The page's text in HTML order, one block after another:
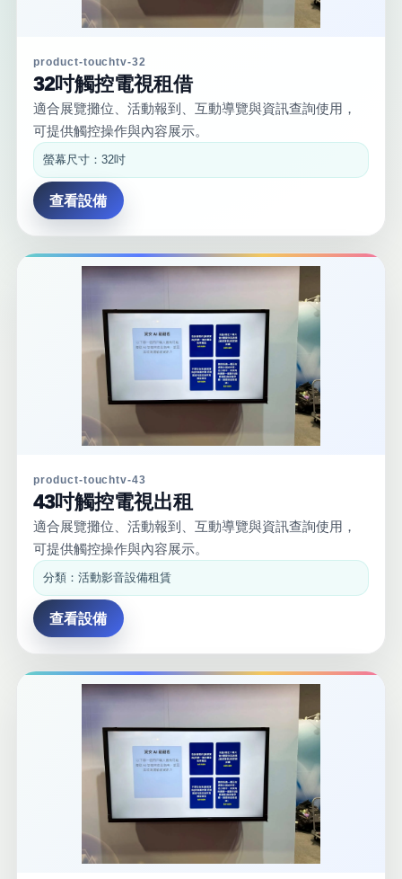
product-touchtv-32
32吋觸控電視租借
適合展覽攤位、活動報到、互動導覽與資訊查詢使用，
可提供觸控操作與內容展示。
螢幕尺寸：32吋
查看設備
product-touchtv-43
43吋觸控電視出租
適合展覽攤位、活動報到、互動導覽與資訊查詢使用，
可提供觸控操作與內容展示。
分類：活動影音設備租賃
查看設備